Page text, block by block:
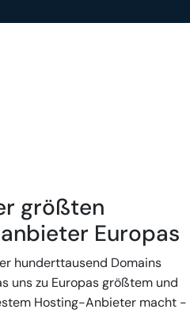
größten
Europas
hunderttausend Domains
uns zu Europas größtem und
Hosting-Anbieter macht -